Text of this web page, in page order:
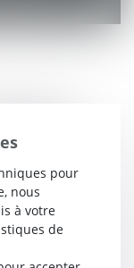
pour
nous
à votre
de